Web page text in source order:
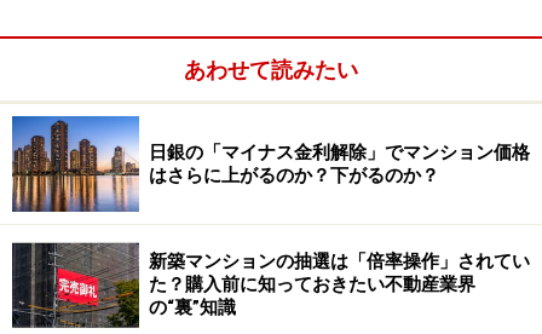
あわせて読みたい
日銀の「マイナス金利解除」でマンション価格
はさらに上がるのか？下がるのか？
新築マンションの抽選は「倍率操作」されてい
た？購入前に知っておきたい不動産業界
の“裏”知識